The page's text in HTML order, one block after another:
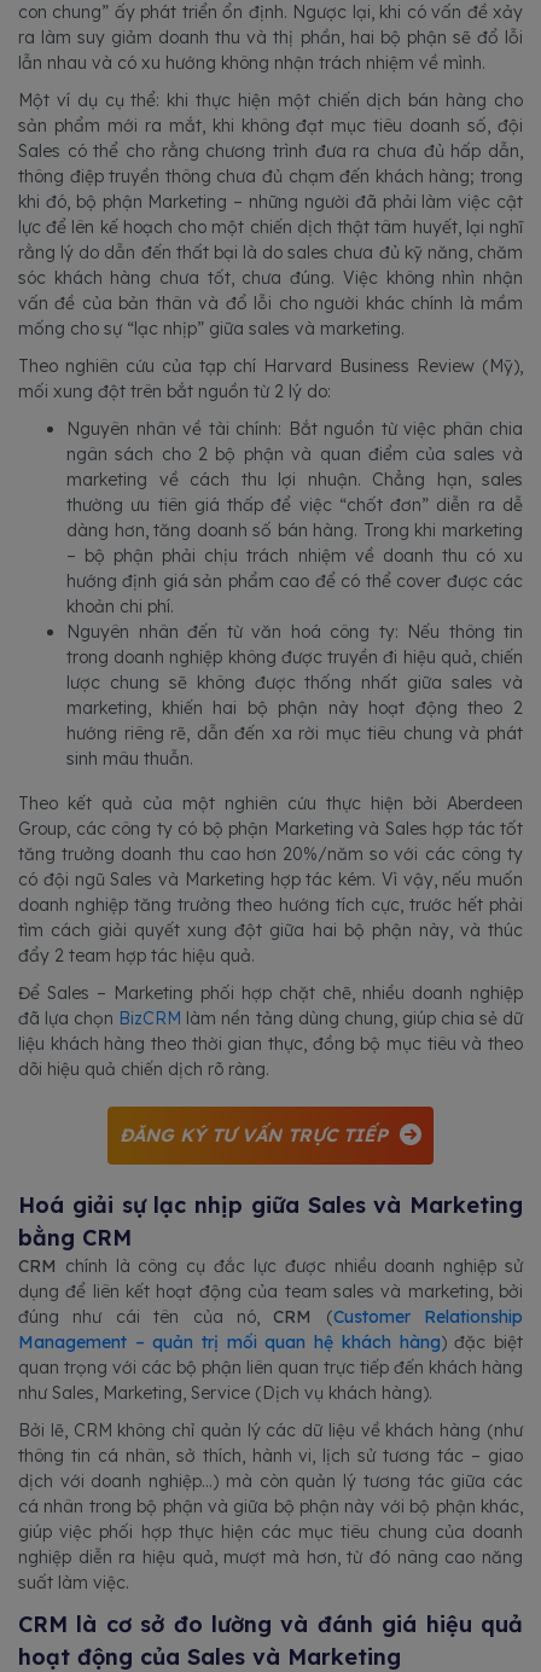
con chung” ấy phát triển ổn định. Ngược lại, khi có vấn đề xảy
ra làm suy giảm doanh thu và thị phần, hai bộ phận sẽ đổ lỗi
lẫn nhau và có xu hướng không nhận trách nhiệm về mình.
Một ví dụ cụ thể: khi thực hiện một chiến dịch bán hàng cho
sản phẩm mới ra mắt, khi không đạt mục tiêu doanh số, đội
Sales có thể cho rằng chương trình đưa ra chưa đủ hấp dẫn,
thông điệp truyền thông chưa đủ chạm đến khách hàng; trong
khi đó, bộ phận Marketing – những người đã phải làm việc cật
lực để lên kế hoạch cho một chiến dịch thật tâm huyết, lại nghĩ
rằng lý do dẫn đến thất bại là do sales chưa đủ kỹ năng, chăm
sóc khách hàng chưa tốt, chưa đúng. Việc không nhìn nhận
vấn đề của bản thân và đổ lỗi cho người khác chính là mầm
mống cho sự “lạc nhịp” giữa sales và marketing.
Theo nghiên cứu của tạp chí Harvard Business Review (Mỹ),
mối xung đột trên bắt nguồn từ 2 lý do:
Nguyên nhân về tài chính: Bắt nguồn từ việc phân chia
ngân sách cho 2 bộ phận và quan điểm của sales và
marketing về cách thu lợi nhuận. Chẳng hạn, sales
thường ưu tiên giá thấp để việc “chốt đơn” diễn ra dễ
dàng hơn, tăng doanh số bán hàng. Trong khi marketing
– bộ phận phải chịu trách nhiệm về doanh thu có xu
hướng định giá sản phẩm cao để có thể cover được các
khoản chi phí.
Nguyên nhân đến từ văn hoá công ty: Nếu thông tin
trong doanh nghiệp không được truyền đi hiệu quả, chiến
lược chung sẽ không được thống nhất giữa sales và
marketing, khiến hai bộ phận này hoạt động theo 2
hướng riêng rẽ, dẫn đến xa rời mục tiêu chung và phát
sinh mâu thuẫn.
Theo kết quả của một nghiên cứu thực hiện bởi Aberdeen
Group, các công ty có bộ phận Marketing và Sales hợp tác tốt
tăng trưởng doanh thu cao hơn 20%/năm so với các công ty
có đội ngũ Sales và Marketing hợp tác kém. Vì vậy, nếu muốn
doanh nghiệp tăng trưởng theo hướng tích cực, trước hết phải
tìm cách giải quyết xung đột giữa hai bộ phận này, và thúc
đẩy 2 team hợp tác hiệu quả.
Để Sales – Marketing phối hợp chặt chẽ, nhiều doanh nghiệp
đã lựa chọn BizCRM làm nền tảng dùng chung, giúp chia sẻ dữ
liệu khách hàng theo thời gian thực, đồng bộ mục tiêu và theo
dõi hiệu quả chiến dịch rõ ràng.
ĐĂNG KÝ TƯ VẤN TRỰC TIẾP
Hoá giải sự lạc nhịp giữa Sales và Marketing
bằng CRM
CRM chính là công cụ đắc lực được nhiều doanh nghiệp sử
dụng để liên kết hoạt động của team sales và marketing, bởi
đúng như cái tên của nó,CRM (Customer Relationship
Management – quản trị mối quan hệ khách hàng) đặc biệt
quan trọng với các bộ phận liên quan trực tiếp đến khách hàng
như Sales, Marketing, Service (Dịch vụ khách hàng).
Bởi lẽ, CRM không chỉ quản lý các dữ liệu về khách hàng (như
thông tin cá nhân, sở thích, hành vi, lịch sử tương tác – giao
dịch với doanh nghiệp…) mà còn quản lý tương tác giữa các
cá nhân trong bộ phận và giữa bộ phận này với bộ phận khác,
giúp việc phối hợp thực hiện các mục tiêu chung của doanh
nghiệp diễn ra hiệu quả, mượt mà hơn, từ đó nâng cao năng
suất làm việc.
CRM là cơ sở đo lường và đánh giá hiệu quả
hoạt động của Sales và Marketing